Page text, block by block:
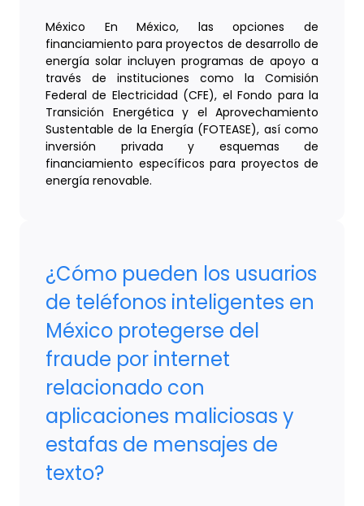
México En México, las opciones de
financiamiento para proyectos de desarrollo de
energía solar incluyen programas de apoyo a
través de instituciones como la Comisión
Federal de Electricidad (CFE), el Fondo para la
Transición Energética y el Aprovechamiento
Sustentable de la Energía (FOTEASE), así como
inversión privada y esquemas de
financiamiento específicos para proyectos de
energía renovable.
¿Cómo pueden los usuarios
de teléfonos inteligentes en
México protegerse del
fraude por internet
relacionado con
aplicaciones maliciosas y
estafas de mensajes de
texto?